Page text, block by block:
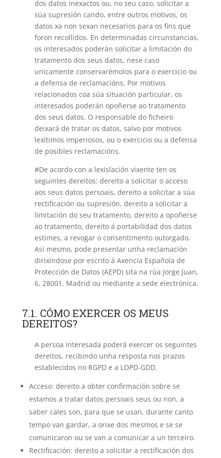
dos datos inexactos ou, no seu caso, solicitar a
súa supresión cando, entre outros motivos, os
datos xa non sexan necesarios para os fins que
foron recollidos. En determinadas circunstancias,
os interesados poderán solicitar a limitación do
tratamento dos seus datos, nese caso
unicamente conservarémolos para o exercicio ou
a defensa de reclamacións. Por motivos
relacionados coa súa situación particular, os
interesados poderán opoñerse ao tratamento
dos seus datos. O responsable do ficheiro
deixará de tratar os datos, salvo por motivos
lexítimos imperiosos, ou o exercicio ou a defensa
de posibles reclamacións.
#De acordo con a lexislación vixente ten os
seguintes dereitos: dereito a solicitar o acceso
aos seus datos persoais, dereito a solicitar a súa
rectificación ou supresión, dereito a solicitar a
limitación do seu tratamento, dereito a opoñerse
ao tratamento, dereito á portabilidad dos datos
estimes, a revogar o consentimento outorgado.
Así mesmo, pode presentar unha reclamación
dirixíndose por escrito á Axencia Española de
Protección de Datos (AEPD) sita na rúa Jorge Juan,
6, 28001, Madrid ou mediante a sede electrónica.
7.1. CÓMO EXERCER OS MEUS
DEREITOS?
A persoa interesada poderá exercer os seguintes
dereitos, recibindo unha resposta nos prazos
establecidos no RGPD e a LOPD-GDD.
Acceso: dereito a obter confirmación sobre se
estamos a tratar datos persoais seus ou non, a
saber cales son, para que se usan, durante canto
tempo van gardar, a orixe dos mesmos e se se
comunicaron ou se van a comunicar a un terceiro.
Rectificación: dereito a solicitar a rectificación dos